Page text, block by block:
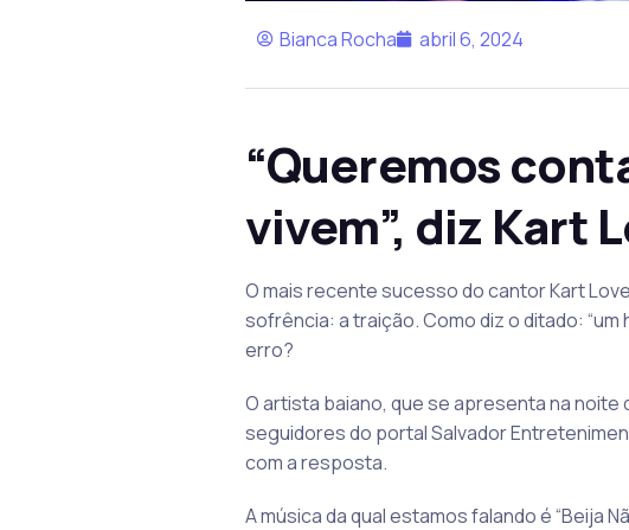
Bianca Rocha abril 6, 2024
“Queremos
vivem”, diz Kart
O mais recente sucesso do cantor Kart
sofrência: a traição. Como diz o ditado:
erro?
O artista baiano, que se apresenta na
seguidores do portal Salvador
com a resposta.
A música da qual estamos falando é “Beija